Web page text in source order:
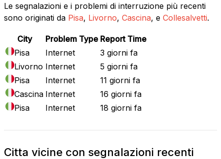
Le segnalazioni e i problemi di interruzione più recenti
sono originati da Pisa, Livorno, Cascina, e Collesalvetti.
City Problem Type Report Time
Pisa
Internet
3 giorni fa
Livorno Internet
5 giorni fa
Pisa
Internet
11 giorni fa
Cascina Internet
16 giorni fa
Pisa
Internet 18 giorni fa
Citta vicine con segnalazioni recenti